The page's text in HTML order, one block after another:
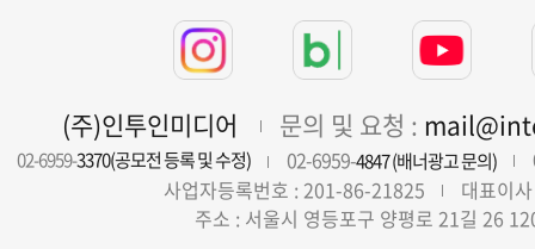
(주)인투인미디어 문의 및 요청 :
02-6959-3370(공모전 등록 및 수정) 02-6959-4847 (배너광고 문의)
사업자등록번호 : 201-86-21825
대표이
주소 : 서울시 영등포구 양평로 21길 26